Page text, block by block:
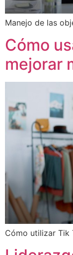
Manejo de las
Cómo
mejorar
Cómo utilizar Tik